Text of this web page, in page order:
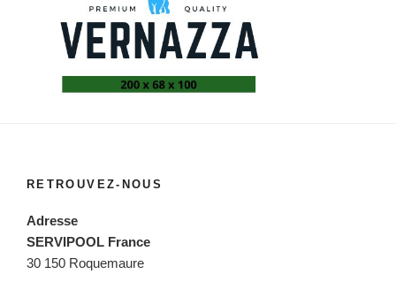
RETROUVEZ-NOUS
Adresse
SERVIPOOL France
30 150 Roquemaure